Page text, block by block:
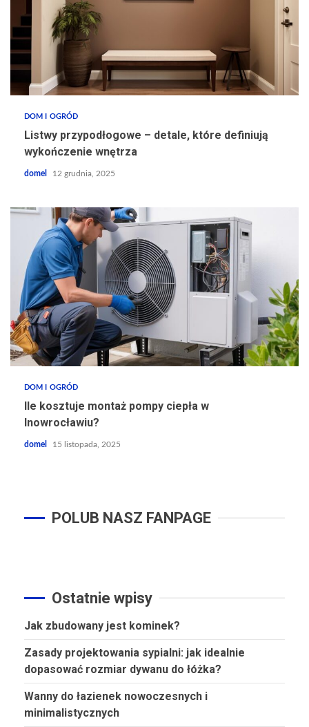
DOM I OGRÓD
Listwy przypodłogowe – detale, które definiują
wykończenie wnętrza
domel 12 grudnia, 2025
DOM I OGRÓD
Ile kosztuje montaż pompy ciepła w
Inowrocławiu?
domel 15 listopada, 2025
POLUB NASZ FANPAGE
Ostatnie wpisy
Jak zbudowany jest kominek?
Zasady projektowania sypialni: jak idealnie
dopasować rozmiar dywanu do łóżka?
Wanny do łazienek nowoczesnych i
minimalistycznych